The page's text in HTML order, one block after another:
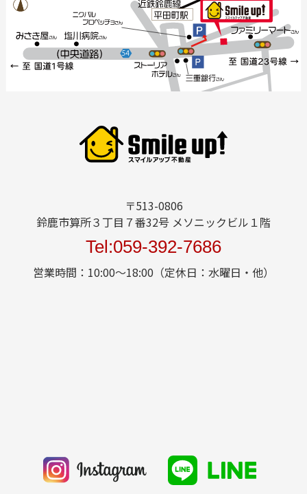
〒513-0806
鈴鹿市算所３丁目７番32号 メソニックビル１階
Tel:059-392-7686
営業時間：10:00～18:00（定休日：水曜日・他）